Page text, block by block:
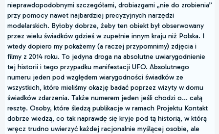
nieprawdopodobnymi szczegółami, drobiazgami „nie do zrobienia”
przy pomocy nawet najbardziej precyzyjnych narzędzi
modelarskich. Byłoby dobrze, żeby ten obiekt był obserwowany
przez wielu świadków gdzieś w zupełnie innym kraju niż Polska. I
wtedy dopiero my pokażemy (a raczej przypomnimy) zdjęcia i
filmy z 2014 roku. To jedyna droga na absolutne uwiarygodnienie
tej historii i tego przypadku manifestacji UFO. Absolutnego
numeru jeden pod względem wiarygodności świadków ze
wszystkich, które mieliśmy okazję badać poprzez wizyty w domu
świadków zdarzenia. Także numerem jeden jeśli chodzi o... całą
resztę. Osoby, które śledzą publikacje w ramach Projektu Kontakt
dobrze wiedzą, co tak naprawdę się kryje pod tą historią, w którą
wręcz trudno uwierzyć każdej racjonalnie myślącej osobie, ale